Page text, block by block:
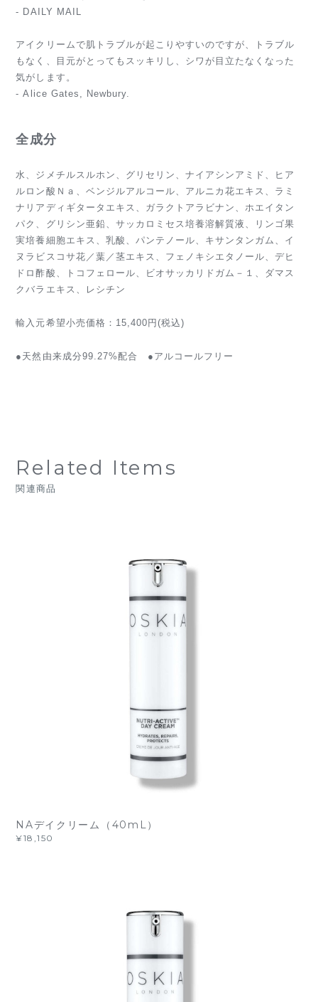
- DAILY MAIL
アイクリームで肌トラブルが起こりやすいのですが、トラブル
もなく、目元がとってもスッキリし、シワが目立たなくなった
気がします。
- Alice Gates, Newbury.
全成分
水、ジメチルスルホン、グリセリン、ナイアシンアミド、ヒア
ルロン酸Ｎａ、ベンジルアルコール、アルニカ花エキス、ラミ
ナリアディギタータエキス、ガラクトアラビナン、ホエイタン
パク、グリシン亜鉛、サッカロミセス培養溶解質液、リンゴ果
実培養細胞エキス、乳酸、パンテノール、キサンタンガム、イ
ヌラビスコサ花／葉／茎エキス、フェノキシエタノール、デヒ
ドロ酢酸、トコフェロール、ビオサッカリドガム－１、ダマス
クバラエキス、レシチン
輸入元希望小売価格：15,400円(税込)
●天然由来成分99.27%配合 ●アルコールフリー
Related Items
関連商品
NAデイクリーム（40mL）
¥18,150